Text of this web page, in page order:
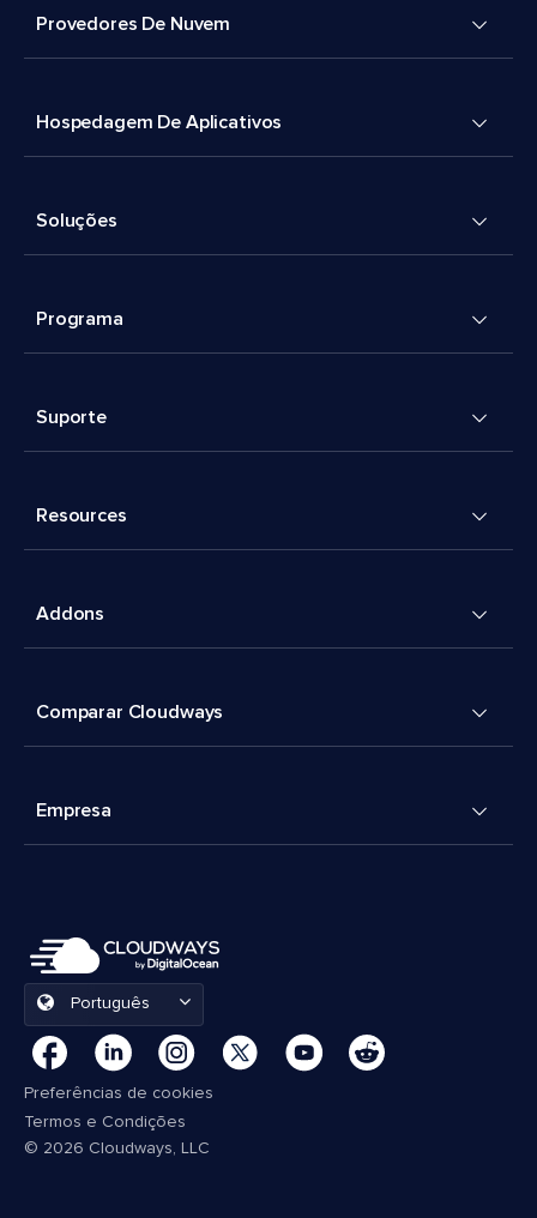
Provedores De Nuvem
Hospedagem De Aplicativos
Soluções
Programa
Suporte
Resources
Addons
Comparar Cloudways
Empresa
Português
Preferências de cookies
Termos e Condições
© 2026 Cloudways, LLC